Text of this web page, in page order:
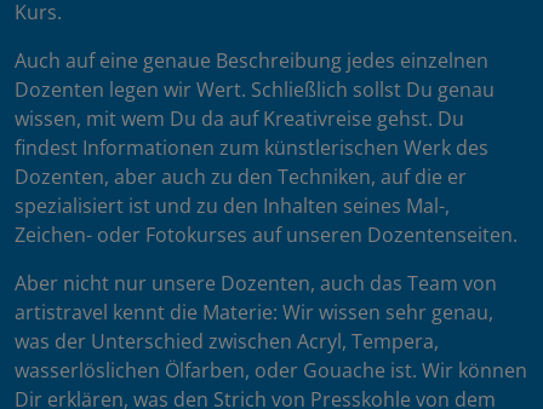
Kurs.
Auch auf eine genaue Beschreibung jedes einzelnen
Dozenten legen wir Wert. Schließlich sollst Du genau
wissen, mit wem Du da auf Kreativreise gehst. Du
findest Informationen zum künstlerischen Werk des
Dozenten, aber auch zu den Techniken, auf die er
spezialisiert ist und zu den Inhalten seines Mal-,
Zeichen- oder Fotokurses auf unseren Dozentenseiten.
Aber nicht nur unsere Dozenten, auch das Team von
artistravel kennt die Materie: Wir wissen sehr genau,
was der Unterschied zwischen Acryl, Tempera,
wasserlöslichen Ölfarben, oder Gouache ist. Wir können
Dir erklären, was den Strich von Presskohle von dem